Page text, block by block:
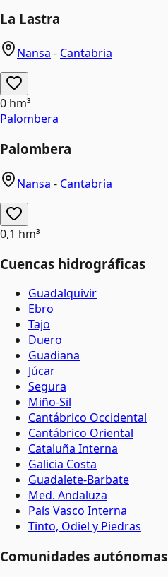
La Lastra
Nansa - Cantabria
0 hm³
Palombera
Palombera
Nansa - Cantabria
0,1 hm³
Cuencas hidrográficas
Guadalquivir
Ebro
Tajo
Duero
Guadiana
Júcar
Segura
Miño-Sil
Cantábrico Occidental
Cantábrico Oriental
Cataluña Interna
Galicia Costa
Guadalete-Barbate
Med. Andaluza
País Vasco Interna
Tinto, Odiel y Piedras
Comunidades autónomas